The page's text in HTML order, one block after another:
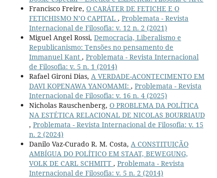
Francisco Freire, O CARÁTER DE FETICHE E O
FETICHISMO N’O CAPITAL , Problemata - Revista
Internacional de Filosofia: v. 12 n. 2 (2021)
Miguel Angel Rossi, Democracia, Liberalismo e
Republicanismo: Tensões no pensamento de
Immanuel Kant , Problemata - Revista Internacional
de Filosofia: v. 5 n. 1 (2014)
Rafael Gironi Dias, A VERDADE-ACONTECIMENTO EM
DAVI KOPENAWA YANOMAMI: , Problemata - Revista
Internacional de Filosofia: v. 16 n. 4 (2025)
Nicholas Rauschenberg, O PROBLEMA DA POLÍTICA
NA ESTÉTICA RELACIONAL DE NICOLAS BOURRIAUD
, Problemata - Revista Internacional de Filosofia: v. 15
n. 2 (2024)
Danilo Vaz-Curado R. M. Costa, A CONSTITUIÇÃO
AMBÍGUA DO POLÍTICO EM STAAT, BEWEGUNG,
VOLK DE CARL SCHMITT , Problemata - Revista
Internacional de Filosofia: v. 5 n. 2 (2014)